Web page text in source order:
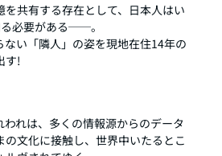
を共有する存在として、日本人はい
必要がある──。
い「隣人」の姿を現地在住14年の
す!
れは、多くの情報源からのデータ
の文化に接触し、世界中いたるとこ